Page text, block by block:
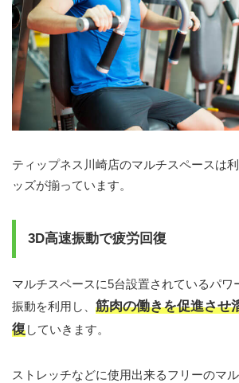
ティップネス川崎店のマルチスペースは
ッズが揃っています。
3D高速振動で疲労回復
マルチスペースに5台設置されているパワ
振動を利用し、 筋肉の働きを促進させ
復していきます。
ストレッチなどに使用出来るフリーのマ